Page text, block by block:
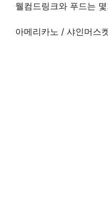
웰컴드링크와 푸드는
아메리카노 / 샤인머스